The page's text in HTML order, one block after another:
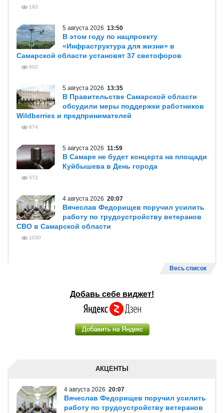
193
5 августа 2026 13:50
В этом году по нацпроекту
«Инфраструктура для жизни» в
Самарской области установят 37 светофоров
602
5 августа 2026 13:35
В Правительстве Самарской области
обсудили меры поддержки работников
Wildberries и предпринимателей
674
5 августа 2026 11:59
В Самаре не будет концерта на площади
Куйбышева в День города
572
4 августа 2026 20:07
Вячеслав Федорищев поручил усилить
работу по трудоустройству ветеранов
СВО в Самарской области
1030
Весь список
Добавь себе виджет!
АКЦЕНТЫ
4 августа 2026 20:07
Вячеслав Федорищев поручил усилить
работу по трудоустройству ветеранов